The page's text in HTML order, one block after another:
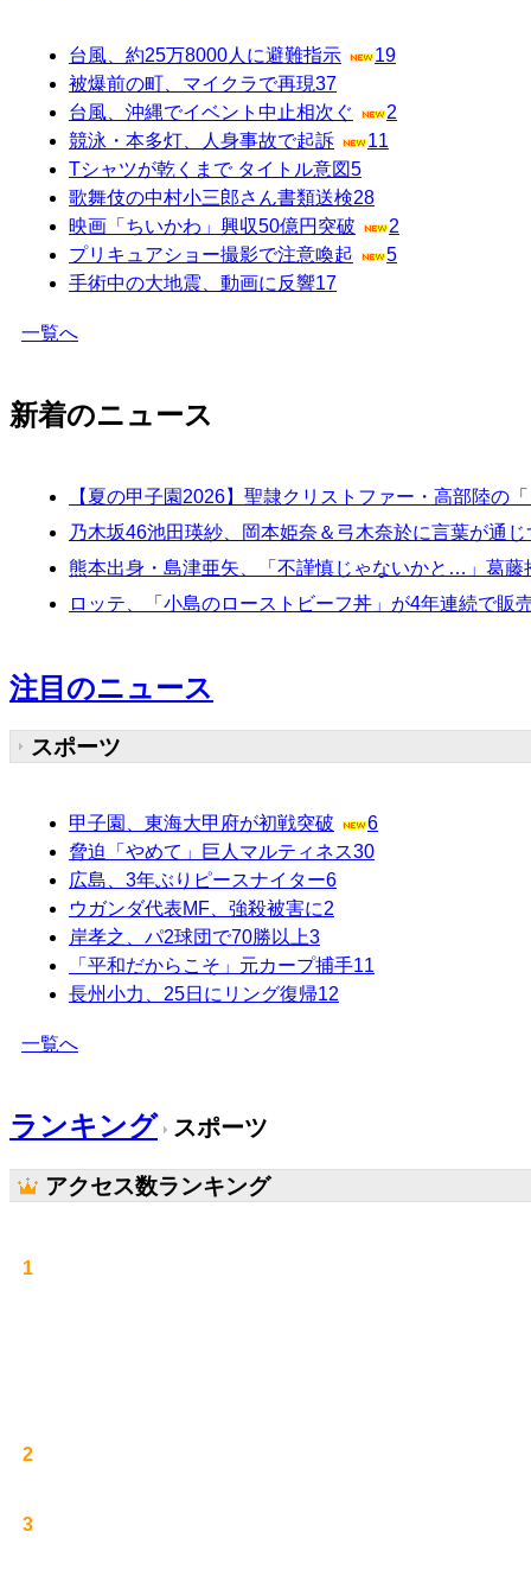
台風、約25万8000人に避難指示
19
被爆前の町、マイクラで再現37
台風、沖縄でイベント中止相次ぐ
2
競泳・本多灯、人身事故で起訴
11
Tシャツが乾くまで タイトル意図5
歌舞伎の中村小三郎さん書類送検28
映画「ちいかわ」興収50億円突破
2
プリキュアショー撮影で注意喚起
5
手術中の大地震、動画に反響17
一覧へ
新着のニュース
【夏の甲子園2026】聖隷クリストファー・高部陸の
乃木坂46池田瑛紗、岡本姫奈＆弓木奈於に言葉が通じ
熊本出身・島津亜矢、「不謹慎じゃないかと…」葛藤
ロッテ、「小島のローストビーフ丼」が4年連続で販
注目のニュース
スポーツ
甲子園、東海大甲府が初戦突破
6
脅迫「やめて」巨人マルティネス30
広島、3年ぶりピースナイター6
ウガンダ代表MF、強殺被害に2
岸孝之、パ2球団で70勝以上3
「平和だからこそ」元カープ捕手11
長州小力、25日にリング復帰12
一覧へ
ランキング スポーツ
アクセス数ランキング
1
2
3